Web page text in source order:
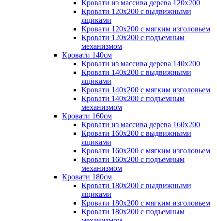
Кровати из массива дерева 120х200
Кровати 120х200 с выдвижными
ящиками
Кровати 120х200 с мягким изголовьем
Кровати 120х200 с подъемным
механизмом
Кровати 140см
Кровати из массива дерева 140х200
Кровати 140х200 с выдвижными
ящиками
Кровати 140х200 с мягким изголовьем
Кровати 140х200 с подъемным
механизмом
Кровати 160см
Кровати из массива дерева 160х200
Кровати 160х200 с выдвижными
ящиками
Кровати 160х200 с мягким изголовьем
Кровати 160х200 с подъемным
механизмом
Кровати 180см
Кровати 180х200 с выдвижными
ящиками
Кровати 180х200 с мягким изголовьем
Кровати 180х200 с подъемным